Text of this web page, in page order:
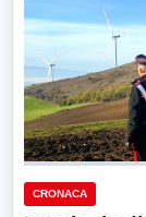
CRONACA